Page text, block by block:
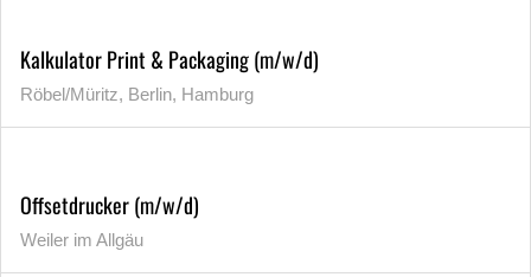
Kalkulator Print & Packaging (m/w/d)
Röbel/Müritz, Berlin, Hamburg
Offsetdrucker (m/w/d)
Weiler im Allgäu